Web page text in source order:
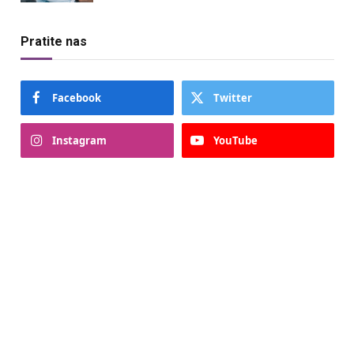
Pratite nas
Facebook Twitter
Instagram YouTube